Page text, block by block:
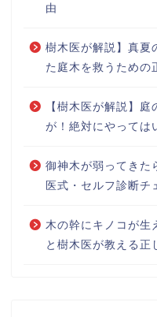
由
樹木医が解説】真夏
た庭木を救うための
【樹木医が解説】庭
が！絶対にやっては
御神木が弱ってきた
医式・セルフ診断チ
木の幹にキノコが生
と樹木医が教える正